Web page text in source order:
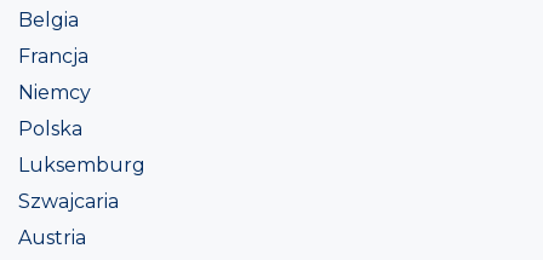
Belgia
Francja
Niemcy
Polska
Luksemburg
Szwajcaria
Austria